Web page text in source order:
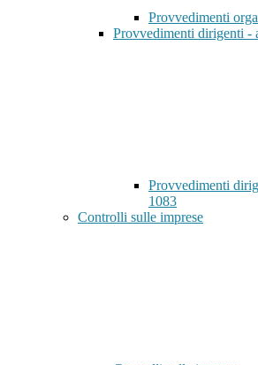
Provvedimenti
Provvedimenti dirigenti -
Provvedimenti
1083
Controlli sulle imprese